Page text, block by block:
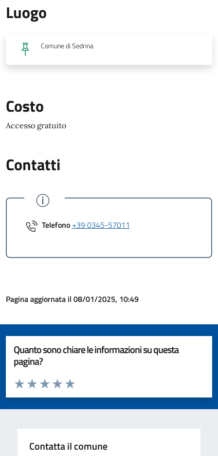
Luogo
Comune di Sedrina
Costo
Accesso gratuito
Contatti
Telefono +39 0345-57011
Pagina aggiornata il 08/01/2025, 10:49
Quanto sono chiare le informazioni su questa
pagina?
Valuta da 1 a 5 stelle la pagina
Valuta 5 stelle su 5
Valuta 4 stelle su 5
Valuta 3 stelle su 5
Valuta 2 stelle su 5
Valuta 1 stelle su 5
Contatta il comune